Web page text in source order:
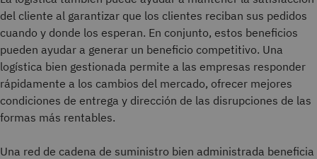
del cliente al garantizar que los clientes reciban sus pedidos
cuando y donde los esperan. En conjunto, estos beneficios
pueden ayudar a generar un beneficio competitivo. Una
logística bien gestionada permite a las empresas responder
rápidamente a los cambios del mercado, ofrecer mejores
condiciones de entrega y dirección de las disrupciones de las
formas más rentables.
Una red de cadena de suministro bien administrada beneficia